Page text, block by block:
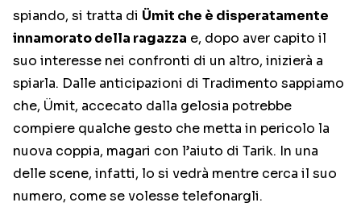
spiando, si tratta di Ümit che è disperatamente
innamorato della ragazza e, dopo aver capito il
suo interesse nei confronti di un altro, inizierà a
spiarla. Dalle anticipazioni di Tradimento sappiamo
che, Ümit, accecato dalla gelosia potrebbe
compiere qualche gesto che metta in pericolo la
nuova coppia, magari con l’aiuto di Tarik. In una
delle scene, infatti, lo si vedrà mentre cerca il suo
numero, come se volesse telefonargli.